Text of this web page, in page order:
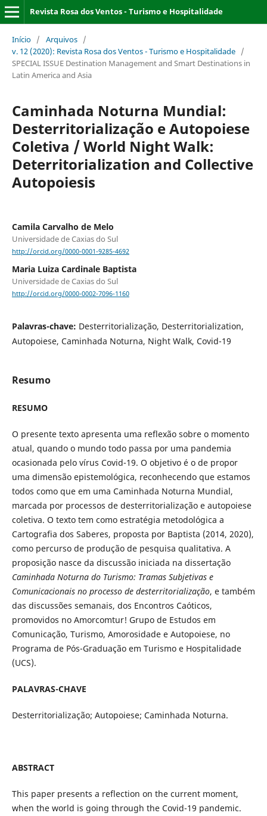
Revista Rosa dos Ventos - Turismo e Hospitalidade
Início / Arquivos /
v. 12 (2020): Revista Rosa dos Ventos - Turismo e Hospitalidade /
SPECIAL ISSUE Destination Management and Smart Destinations in
Latin America and Asia
Caminhada Noturna Mundial:
Desterritorialização e Autopoiese
Coletiva / World Night Walk:
Deterritorialization and Collective
Autopoiesis
Camila Carvalho de Melo
Universidade de Caxias do Sul
http://orcid.org/0000-0001-9285-4692
Maria Luiza Cardinale Baptista
Universidade de Caxias do Sul
http://orcid.org/0000-0002-7096-1160
Palavras-chave: Desterritorialização, Desterritorialization,
Autopoiese, Caminhada Noturna, Night Walk, Covid-19
Resumo
RESUMO
O presente texto apresenta uma reflexão sobre o momento
atual, quando o mundo todo passa por uma pandemia
ocasionada pelo vírus Covid-19. O objetivo é o de propor
uma dimensão epistemológica, reconhecendo que estamos
todos como que em uma Caminhada Noturna Mundial,
marcada por processos de desterritorialização e autopoiese
coletiva. O texto tem como estratégia metodológica a
Cartografia dos Saberes, proposta por Baptista (2014, 2020),
como percurso de produção de pesquisa qualitativa. A
proposição nasce da discussão iniciada na dissertação
Caminhada Noturna do Turismo: Tramas Subjetivas e
Comunicacionais no processo de desterritorialização, e também
das discussões semanais, dos Encontros Caóticos,
promovidos no Amorcomtur! Grupo de Estudos em
Comunicação, Turismo, Amorosidade e Autopoiese, no
Programa de Pós-Graduação em Turismo e Hospitalidade
(UCS).
PALAVRAS-CHAVE
Desterritorialização; Autopoiese; Caminhada Noturna.
ABSTRACT
This paper presents a reflection on the current moment,
when the world is going through the Covid-19 pandemic.